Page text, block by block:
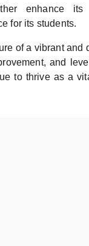
enhance
for its students.
of a vibrant
and
to thrive as a